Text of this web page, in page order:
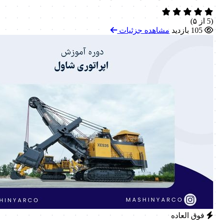
(5 از ۵)
105 بازدید
مشاهده جزئیات
فوق العاده